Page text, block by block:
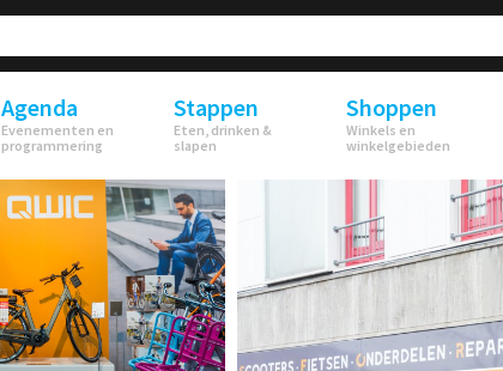
Agenda
Evenementen en
programmering
Stappen
Eten, drinken &
slapen
Shoppen
Winkels en
winkelgebieden